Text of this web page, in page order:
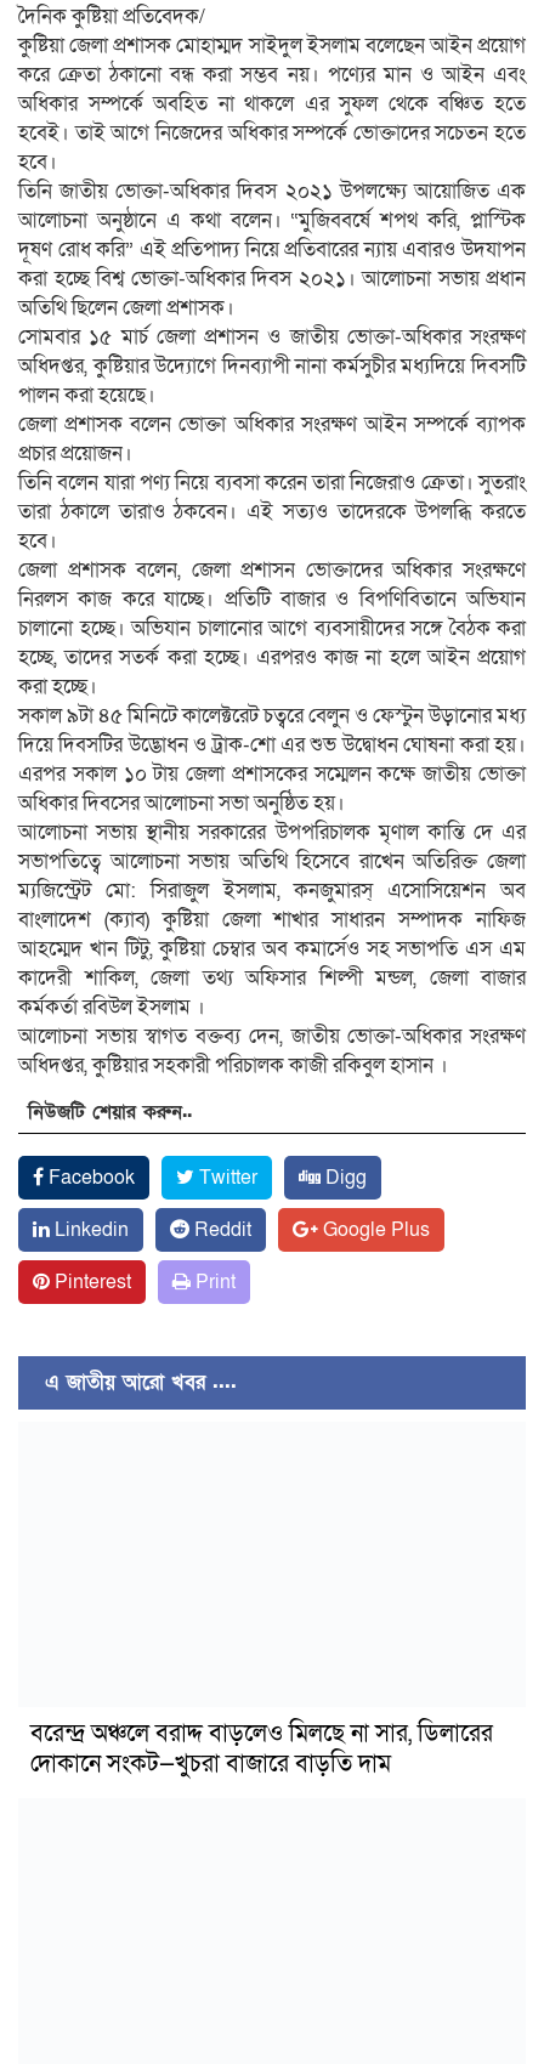
দৈনিক কুষ্টিয়া প্রতিবেদক/
কুষ্টিয়া জেলা প্রশাসক মোহাম্মদ সাইদুল ইসলাম বলেছেন আইন প্রয়োগ
করে ক্রেতা ঠকানো বন্ধ করা সম্ভব নয়। পণ্যের মান ও আইন এবং
অধিকার সম্পর্কে অবহিত না থাকলে এর সুফল থেকে বঞ্চিত হতে
হবেই। তাই আগে নিজেদের অধিকার সম্পর্কে ভোক্তাদের সচেতন হতে
হবে।
তিনি জাতীয় ভোক্তা-অধিকার দিবস ২০২১ উপলক্ষ্যে আয়োজিত এক
আলোচনা অনুষ্ঠানে এ কথা বলেন। “মুজিববর্ষে শপথ করি, প্লাস্টিক
দূষণ রোধ করি” এই প্রতিপাদ্য নিয়ে প্রতিবারের ন্যায় এবারও উদযাপন
করা হচ্ছে বিশ্ব ভোক্তা-অধিকার দিবস ২০২১। আলোচনা সভায় প্রধান
অতিথি ছিলেন জেলা প্রশাসক।
সোমবার ১৫ মার্চ জেলা প্রশাসন ও জাতীয় ভোক্তা-অধিকার সংরক্ষণ
অধিদপ্তর, কুষ্টিয়ার উদ্যোগে দিনব্যাপী নানা কর্মসুচীর মধ্যদিয়ে দিবসটি
পালন করা হয়েছে।
জেলা প্রশাসক বলেন ভোক্তা অধিকার সংরক্ষণ আইন সম্পর্কে ব্যাপক
প্রচার প্রয়োজন।
তিনি বলেন যারা পণ্য নিয়ে ব্যবসা করেন তারা নিজেরাও ক্রেতা। সুতরাং
তারা ঠকালে তারাও ঠকবেন। এই সত্যও তাদেরকে উপলব্ধি করতে
হবে।
জেলা প্রশাসক বলেন, জেলা প্রশাসন ভোক্তাদের অধিকার সংরক্ষণে
নিরলস কাজ করে যাচ্ছে। প্রতিটি বাজার ও বিপণিবিতানে অভিযান
চালানো হচ্ছে। অভিযান চালানোর আগে ব্যবসায়ীদের সঙ্গে বৈঠক করা
হচ্ছে, তাদের সতর্ক করা হচ্ছে। এরপরও কাজ না হলে আইন প্রয়োগ
করা হচ্ছে।
সকাল ৯টা ৪৫ মিনিটে কালেক্টরেট চত্বরে বেলুন ও ফেস্টুন উড়ানোর মধ্য
দিয়ে দিবসটির উদ্ভোধন ও ট্রাক-শো এর শুভ উদ্বোধন ঘোষনা করা হয়।
এরপর সকাল ১০ টায় জেলা প্রশাসকের সম্মেলন কক্ষে জাতীয় ভোক্তা
অধিকার দিবসের আলোচনা সভা অনুষ্ঠিত হয়।
আলোচনা সভায় স্থানীয় সরকারের উপপরিচালক মৃণাল কান্তি দে এর
সভাপতিত্বে আলোচনা সভায় অতিথি হিসেবে রাখেন অতিরিক্ত জেলা
ম্যজিস্ট্রেট মো: সিরাজুল ইসলাম, কনজুমারস্ এসোসিয়েশন অব
বাংলাদেশ (ক্যাব) কুষ্টিয়া জেলা শাখার সাধারন সম্পাদক নাফিজ
আহম্মেদ খান টিটু, কুষ্টিয়া চেম্বার অব কমার্সেও সহ সভাপতি এস এম
কাদেরী শাকিল, জেলা তথ্য অফিসার শিল্পী মন্ডল, জেলা বাজার
কর্মকর্তা রবিউল ইসলাম ।
আলোচনা সভায় স্বাগত বক্তব্য দেন, জাতীয় ভোক্তা-অধিকার সংরক্ষণ
অধিদপ্তর, কুষ্টিয়ার সহকারী পরিচালক কাজী রকিবুল হাসান ।
নিউজটি শেয়ার করুন..
Facebook Twitter
Digg
Linkedin
Reddit
Google Plus
Pinterest
Print
এ জাতীয় আরো খবর ....
বরেন্দ্র অঞ্চলে বরাদ্দ বাড়লেও মিলছে না সার, ডিলারের
দোকানে সংকট—খুচরা বাজারে বাড়তি দাম